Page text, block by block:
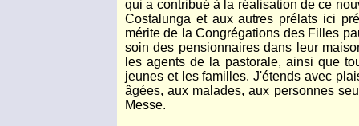
qui a contribué à la réalisation de ce
Costalunga et aux autres prélats ici
mérite de la Congrégations des Filles
soin des pensionnaires dans leur
les agents de la pastorale, ainsi que
jeunes et les familles. J'étends avec
âgées, aux malades, aux personnes
Messe.